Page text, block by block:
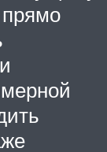
прямо